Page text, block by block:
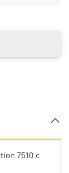
7510 с